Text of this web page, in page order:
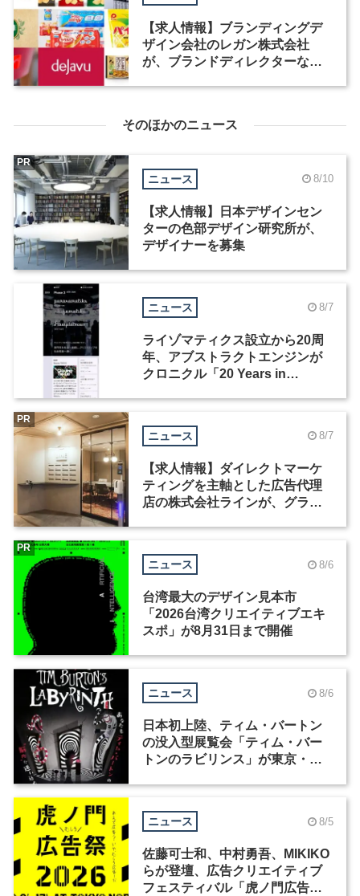
【求人情報】ブランディングデ
ザイン会社のレガン株式会社
が、ブランドディレクターなど3
そのほかのニュース
ニュース 8/10
【求人情報】日本デザインセン
ターの色部デザイン研究所が、
デザイナーを募集
PR
ニュース 8/7
ライゾマティクス設立から20周
年、アブストラクトエンジンが
クロニクル「20 Years in
ニュース 8/7
【求人情報】ダイレクトマーケ
ティングを主軸とした広告代理
店の株式会社ラインが、グラフ
PR
ニュース 8/6
台湾最大のデザイン見本市
「2026台湾クリエイティブエキ
スポ」が8月31日まで開催
PR
ニュース 8/6
日本初上陸、ティム・バートン
の没入型展覧会「ティム・バー
トンのラビリンス」が東京・豊
ニュース 8/5
佐藤可士和、中村勇吾、MIKIKO
らが登壇、広告クリエイティブ
フェスティバル「虎ノ門広告